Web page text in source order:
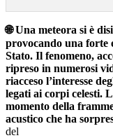
🌐 Una meteora si è
provocando una forte
Stato. Il fenomeno,
ripreso in numerosi
riacceso l’interesse
legati ai corpi celesti.
momento della
acustico che ha
del